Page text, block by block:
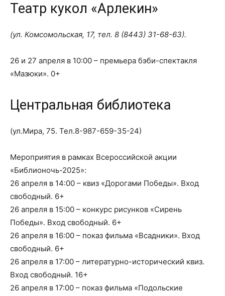
Театр кукол «Арлекин»
(ул. Комсомольская, 17, тел. 8 (8443) 31-68-63).
26 и 27 апреля в 10:00 – премьера бэби-спектакля
«Мазюки». 0+
Центральная библиотека
(ул.Мира, 75. Тел.8-987-659-35-24)
Мероприятия в рамках Всероссийской акции
«Библионочь-2025»:
26 апреля в 14:00 – квиз «Дорогами Победы». Вход
свободный. 6+
26 апреля в 15:00 – конкурс рисунков «Сирень
Победы». Вход свободный. 6+
26 апреля в 16:00 – показ фильма «Всадники». Вход
свободный. 6+
26 апреля в 17:00 – литературно-исторический квиз.
Вход свободный. 16+
26 апреля в 17:00 – показ фильма «Подольские